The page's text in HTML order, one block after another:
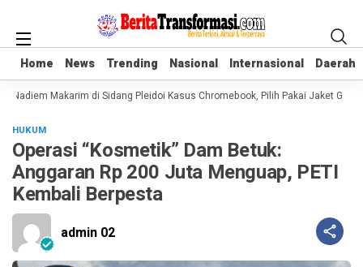
Home News Trending Nasional Internasional Daerah
Home News Trending Nasional Internasional Daerah
Makarim di Sidang Pleidoi Kasus Chromebook, Pilih Pakai Jaket Gojek
HUKUM
Operasi “Kosmetik” Dam Betuk:
Anggaran Rp 200 Juta Menguap, PETI
Kembali Berpesta
admin 02